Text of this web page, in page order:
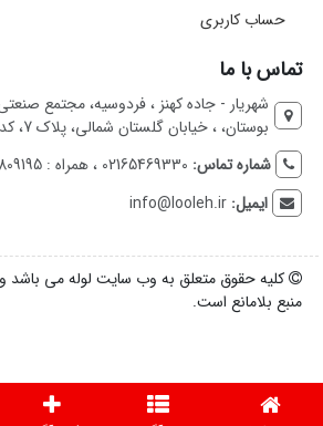
حساب کاربری
تماس با ما
شهریار - جاده کهنز ، فردوسیه، مجتمع
بوستان، ، خیابان گلستان شمالی، پلاک 7، کدپستی : ۳۳۵۷۱۹۳۴۷۴
شماره تماس: 02165469330 ، همراه : 09120809195
ایمیل:info@looleh.ir
کلیه حقوق متعلق به وب سایت لوله می باشد و
منبع بلامانع است.